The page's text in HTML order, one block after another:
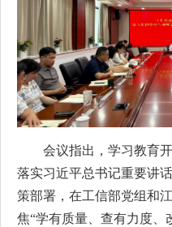
会议指出，学习教育
落实习近平总书记重要讲
策部署，在工信部党组和
焦“学有质量、查有力度、